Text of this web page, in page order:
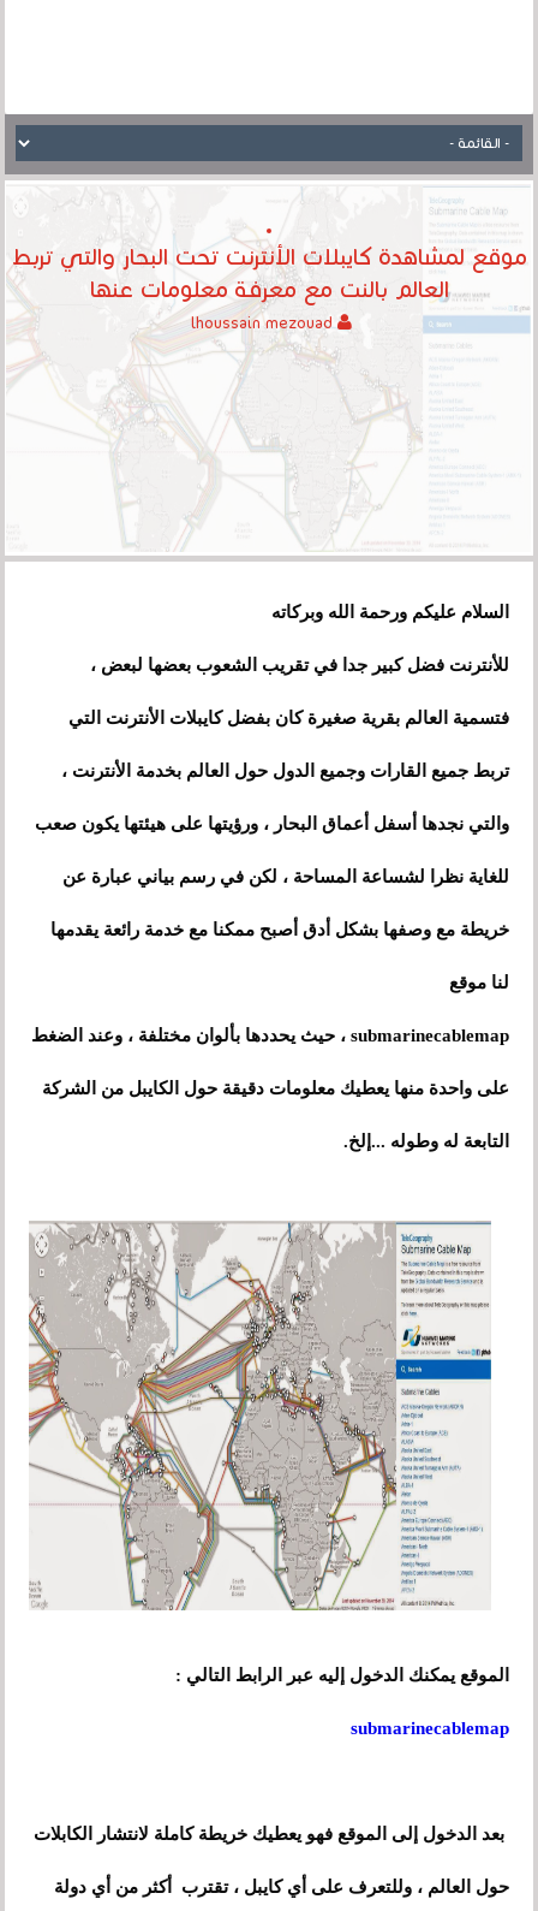
موقع لمشاهدة كايبلات الأنترنت تحت البحار والتي تربط
العالم بالنت مع معرفة معلومات عنها
lhoussain mezouad
السلام عليكم ورحمة الله وبركاته
للأنترنت فضل كبير جدا في تقريب الشعوب بعضها لبعض ،
فتسمية العالم بقرية صغيرة كان بفضل كايبلات الأنترنت التي
تربط جميع القارات وجميع الدول حول العالم بخدمة الأنترنت،
والتي نجدها أسفل أعماق البحار ، ورؤيتها على هيئتها يكون صعب
للغاية نظرا لشساعة المساحة ، لكن في رسم بياني عبارة عن
خريطة مع وصفها بشكل أدق أصبح ممكنا مع خدمة رائعة يقدمها
لنا موقع
submarinecablemap ، حيث يحددها بألوان مختلفة ،وعند الضغط
على واحدة منها يعطيك معلومات دقيقة حول الكايبل من الشركة
التابعة له وطوله ...إلخ.
الموقع يمكنك الدخول إليه عبر الرابط التالي :
submarinecablemap
بعد الدخول إلى الموقع فهو يعطيك خريطة كاملة لانتشار الكابلات
حول العالم ، وللتعرف على أي كايبل،تقترب أكثر من أي دولة